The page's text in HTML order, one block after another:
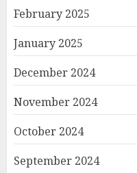
February 2025
January 2025
December 2024
November 2024
October 2024
September 2024